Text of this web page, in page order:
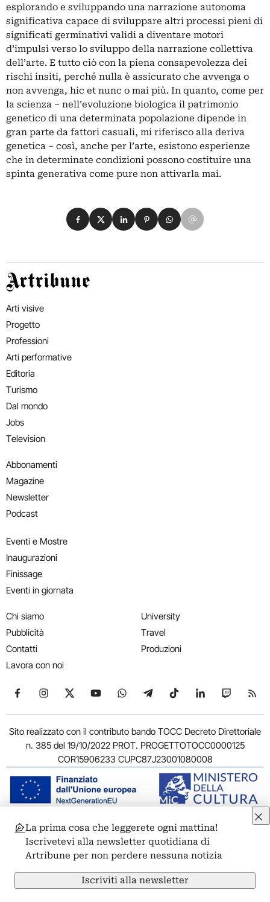
esplorando e sviluppando una narrazione autonoma
significativa capace di sviluppare altri processi pieni di
significati germinativi validi a diventare motori
d’impulsi verso lo sviluppo della narrazione collettiva
dell’arte. E tutto ciò con la piena consapevolezza dei
rischi insiti, perché nulla è assicurato che avvenga o
non avvenga, hic et nunc o mai più. In quanto, come per
la scienza – nell’evoluzione biologica il patrimonio
genetico di una determinata popolazione dipende in
gran parte da fattori casuali, mi riferisco alla deriva
genetica – così, anche per l’arte, esistono esperienze
che in determinate condizioni possono costituire una
spinta generativa come pure non attivarla mai.
Condividi su Facebook
Condividi su X
Condividi su LinkedIn
Condividi su Pinterest
Condividi su WhatsApp
Condividi su Email
Artribune
Arti visive
Progetto
Professioni
Arti performative
Editoria
Turismo
Dal mondo
Jobs
Television
Abbonamenti
Magazine
Newsletter
Podcast
Eventi e Mostre
Inaugurazioni
Finissage
Eventi in giornata
Chi siamo
Pubblicità
Contatti
Lavora con noi
University
Travel
Produzioni
Seguici su Facebook
Seguici su Instagram
Seguici su X
Seguici su YouTube
Seguici su WhatsApp
Seguici su Telegram
Seguici su TikTok
Seguici su
Seguici
Sito realizzato con il contributo bando TOCC Decreto Direttoriale
n. 385 del 19/10/2022 PROT. PROGETTOTOCC0000125
COR15906233 CUPC87J23001080008
© 2011-2026 ARTRIBUNE srl – Corso Vittorio Emanuele II, 287 –
00186 Roma - P.I. 11381581005
Privacy: Responsabile della protezione dei dati personali
ARTRIBUNE srl – Corso Vittorio Emanuele II, 287 – 00186 Roma
Termini e condizioniPrivacy PolicyCookie PolicyCredits
La prima cosa che leggerete ogni mattina!
Iscrivetevi alla newsletter quotidiana di
Artribune per non perdere nessuna notizia
Iscriviti alla newsletter